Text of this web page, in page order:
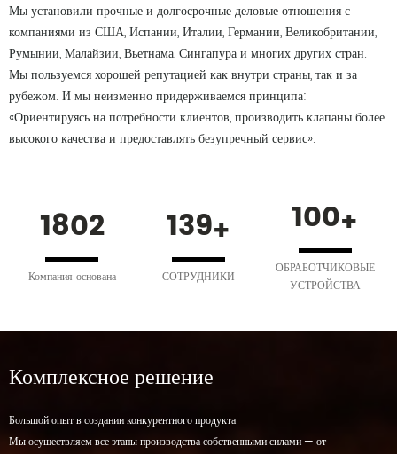
Мы установили прочные и долгосрочные деловые отношения с
компаниями из США, Испании, Италии, Германии, Великобритании,
Румынии, Малайзии, Вьетнама, Сингапура и многих других стран.
Мы пользуемся хорошей репутацией как внутри страны, так и за
рубежом. И мы неизменно придерживаемся принципа:
«Ориентируясь на потребности клиентов, производить клапаны более
высокого качества и предоставлять безупречный сервис».
1945
Компания основана
149
СОТРУДНИКИ
108
ОБРАБОТЧИКОВЫЕ
УСТРОЙСТВА
Комплексное решение
Большой опыт в создании конкурентного продукта
Мы осуществляем все этапы производства собственными силами — от